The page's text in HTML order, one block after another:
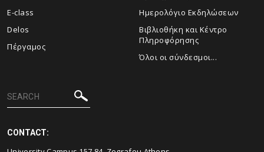
E-class
Delos
Πέργαμος
Ημερολόγιο Εκδηλώσεων
Βιβλιοθήκη και Κέντρο
Πληροφόρησης
Όλοι οι σύνδεσμοι...
CONTACT: